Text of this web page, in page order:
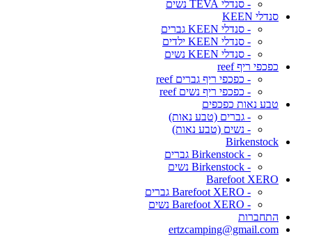
- סנדלי TEVA נשים
סנדלי KEEN
- סנדלי KEEN גברים
- סנדלי KEEN ילדים
- סנדלי KEEN נשים
כפכפי ריף reef
- כפכפי ריף גברים reef
- כפכפי ריף נשים reef
טבע נאות כפכפים
- גברים (טבע נאות)
- נשים (טבע נאות)
Birkenstock
- Birkenstock גברים
- Birkenstock נשים
Barefoot XERO
- Barefoot XERO גברים
- Barefoot XERO נשים
התחברות
ertzcamping@gmail.com